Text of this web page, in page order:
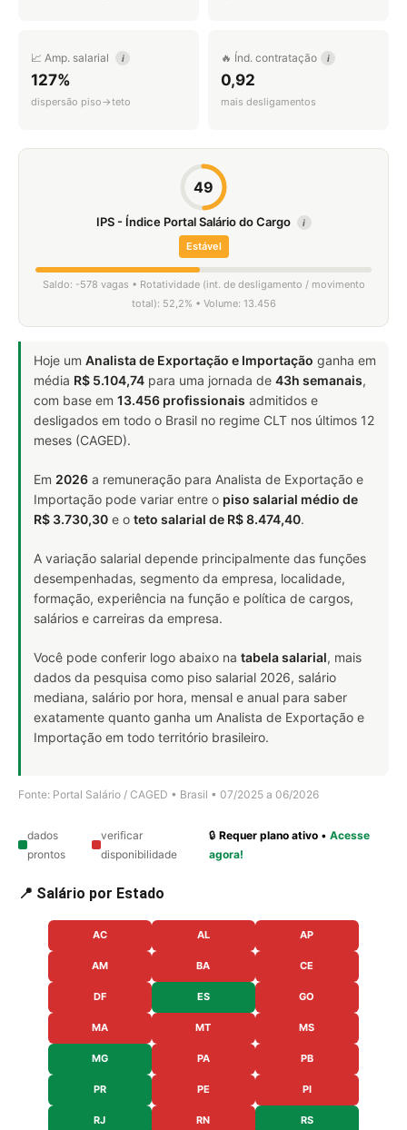
📈 Amp. salarial i
127%
dispersão piso→teto
🔥 Índ. contratação i
0,92
mais desligamentos
49
IPS - Índice Portal Salário do Cargo i
Estável
Saldo: -578 vagas • Rotatividade (int. de desligamento / movimento
total): 52,2% • Volume: 13.456
Hoje um Analista de Exportação e Importação ganha em
média R$ 5.104,74 para uma jornada de 43h semanais,
com base em 13.456 profissionais admitidos e
desligados em todo o Brasil no regime CLT nos últimos 12
meses (CAGED).
Em 2026 a remuneração para Analista de Exportação e
Importação pode variar entre o piso salarial médio de
R$ 3.730,30 e o teto salarial de R$ 8.474,40.
A variação salarial depende principalmente das funções
desempenhadas, segmento da empresa, localidade,
formação, experiência na função e política de cargos,
salários e carreiras da empresa.
Você pode conferir logo abaixo na tabela salarial, mais
dados da pesquisa como piso salarial 2026, salário
mediana, salário por hora, mensal e anual para saber
exatamente quanto ganha um Analista de Exportação e
Importação em todo território brasileiro.
Fonte: Portal Salário / CAGED • Brasil • 07/2025 a 06/2026
dados
prontos
verificar
disponibilidade
🔒Requer plano ativo •Acesse
agora!
📍 Salário por Estado
AC AL AP
AM BA CE
DF ES GO
MA MT MS
MG PA PB
PR PE PI
RJ RN RS